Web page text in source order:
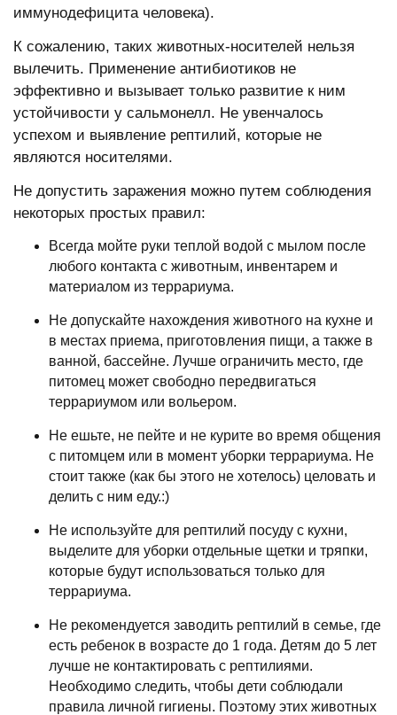
иммунодефицита человека).
К сожалению, таких животных-носителей нельзя
вылечить. Применение антибиотиков не
эффективно и вызывает только развитие к ним
устойчивости у сальмонелл. Не увенчалось
успехом и выявление рептилий, которые не
являются носителями.
Не допустить заражения можно путем соблюдения
некоторых простых правил:
Всегда мойте руки теплой водой с мылом после
любого контакта с животным, инвентарем и
материалом из террариума.
Не допускайте нахождения животного на кухне и
в местах приема, приготовления пищи, а также в
ванной, бассейне. Лучше ограничить место, где
питомец может свободно передвигаться
террариумом или вольером.
Не ешьте, не пейте и не курите во время общения
с питомцем или в момент уборки террариума. Не
стоит также (как бы этого не хотелось) целовать и
делить с ним еду.:)
Не используйте для рептилий посуду с кухни,
выделите для уборки отдельные щетки и тряпки,
которые будут использоваться только для
террариума.
Не рекомендуется заводить рептилий в семье, где
есть ребенок в возрасте до 1 года. Детям до 5 лет
лучше не контактировать с рептилиями.
Необходимо следить, чтобы дети соблюдали
правила личной гигиены. Поэтому этих животных